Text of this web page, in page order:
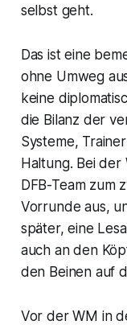
selbst geht.
Das ist eine
ohne Umweg
keine
die Bilanz der
Systeme,
Haltung. Bei
DFB-Team zum
Vorrunde aus,
später, eine
auch an den
den Beinen auf
Vor der WM in